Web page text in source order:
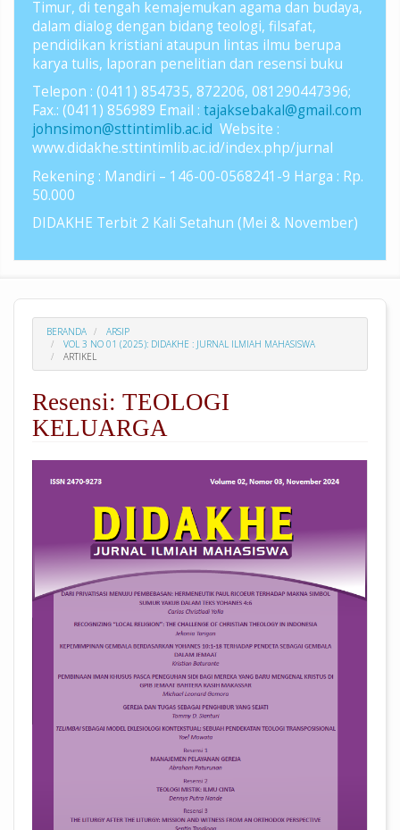
Timur, di tengah kemajemukan agama dan budaya,
dalam dialog dengan bidang teologi, filsafat,
pendidikan kristiani ataupun lintas ilmu berupa
karya tulis, laporan penelitian dan resensi buku
Telepon : (0411) 854735, 872206, 081290447396;
Fax.: (0411) 856989 Email : tajaksebakal@gmail.com
johnsimon@sttintimlib.ac.id Website :
www.didakhe.sttintimlib.ac.id/index.php/jurnal
Rekening : Mandiri – 146-00-0568241-9 Harga : Rp.
50.000
DIDAKHE Terbit 2 Kali Setahun (Mei & November)
BERANDA
ARSIP
VOL 3 NO 01 (2025): DIDAKHE : JURNAL ILMIAH MAHASISWA
ARTIKEL
Resensi: TEOLOGI
KELUARGA